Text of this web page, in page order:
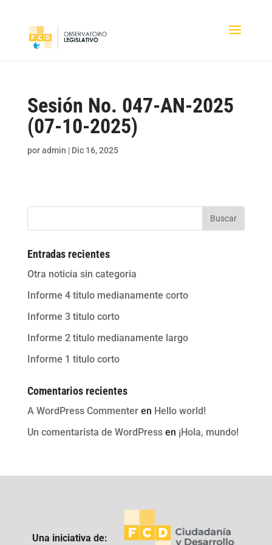
Sesión No. 047-AN-2025
(07-10-2025)
poradmin | Dic 16, 2025
Buscar
Entradas recientes
Otra noticia sin categoria
Informe 4 titulo medianamente corto
Informe 3 titulo corto
Informe 2 titulo medianamente largo
Informe 1 titulo corto
Comentarios recientes
A WordPress Commenteren Hello world!
Un comentarista de WordPressen ¡Hola, mundo!
Una iniciativa de: